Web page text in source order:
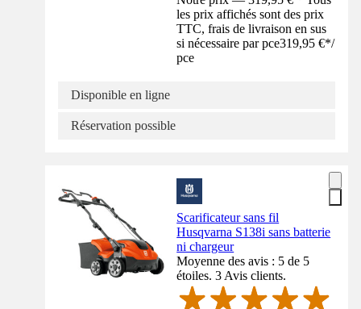
les prix affichés sont des prix
TTC, frais de livraison en sus
si nécessaire par pce319,95 €*/
pce
Disponible en ligne
Réservation possible
Scarificateur sans fil
Husqvarna S138i sans batterie
ni chargeur
Moyenne des avis : 5 de 5
étoiles. 3 Avis clients.